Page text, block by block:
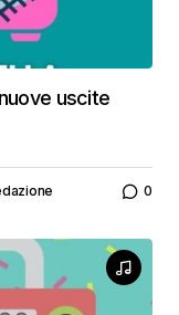
uscite
0